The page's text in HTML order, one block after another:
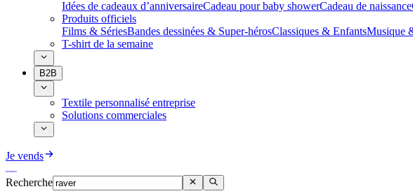
Idées de cadeaux d’anniversaireCadeau pour baby showerCadeau de naissance
Produits officiels
Films & SériesBandes dessinées & Super-hérosClassiques & EnfantsMusique
T-shirt de la semaine
B2B
Textile personnalisé entreprise
Solutions commerciales
Je vends
Recherche